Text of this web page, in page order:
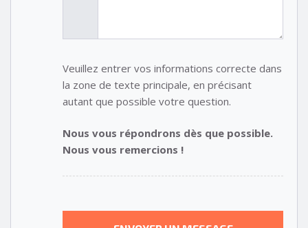
Veuillez entrer vos informations correcte dans
la zone de texte principale, en précisant
autant que possible votre question.
Nous vous répondrons dès que possible.
Nous vous remercions !